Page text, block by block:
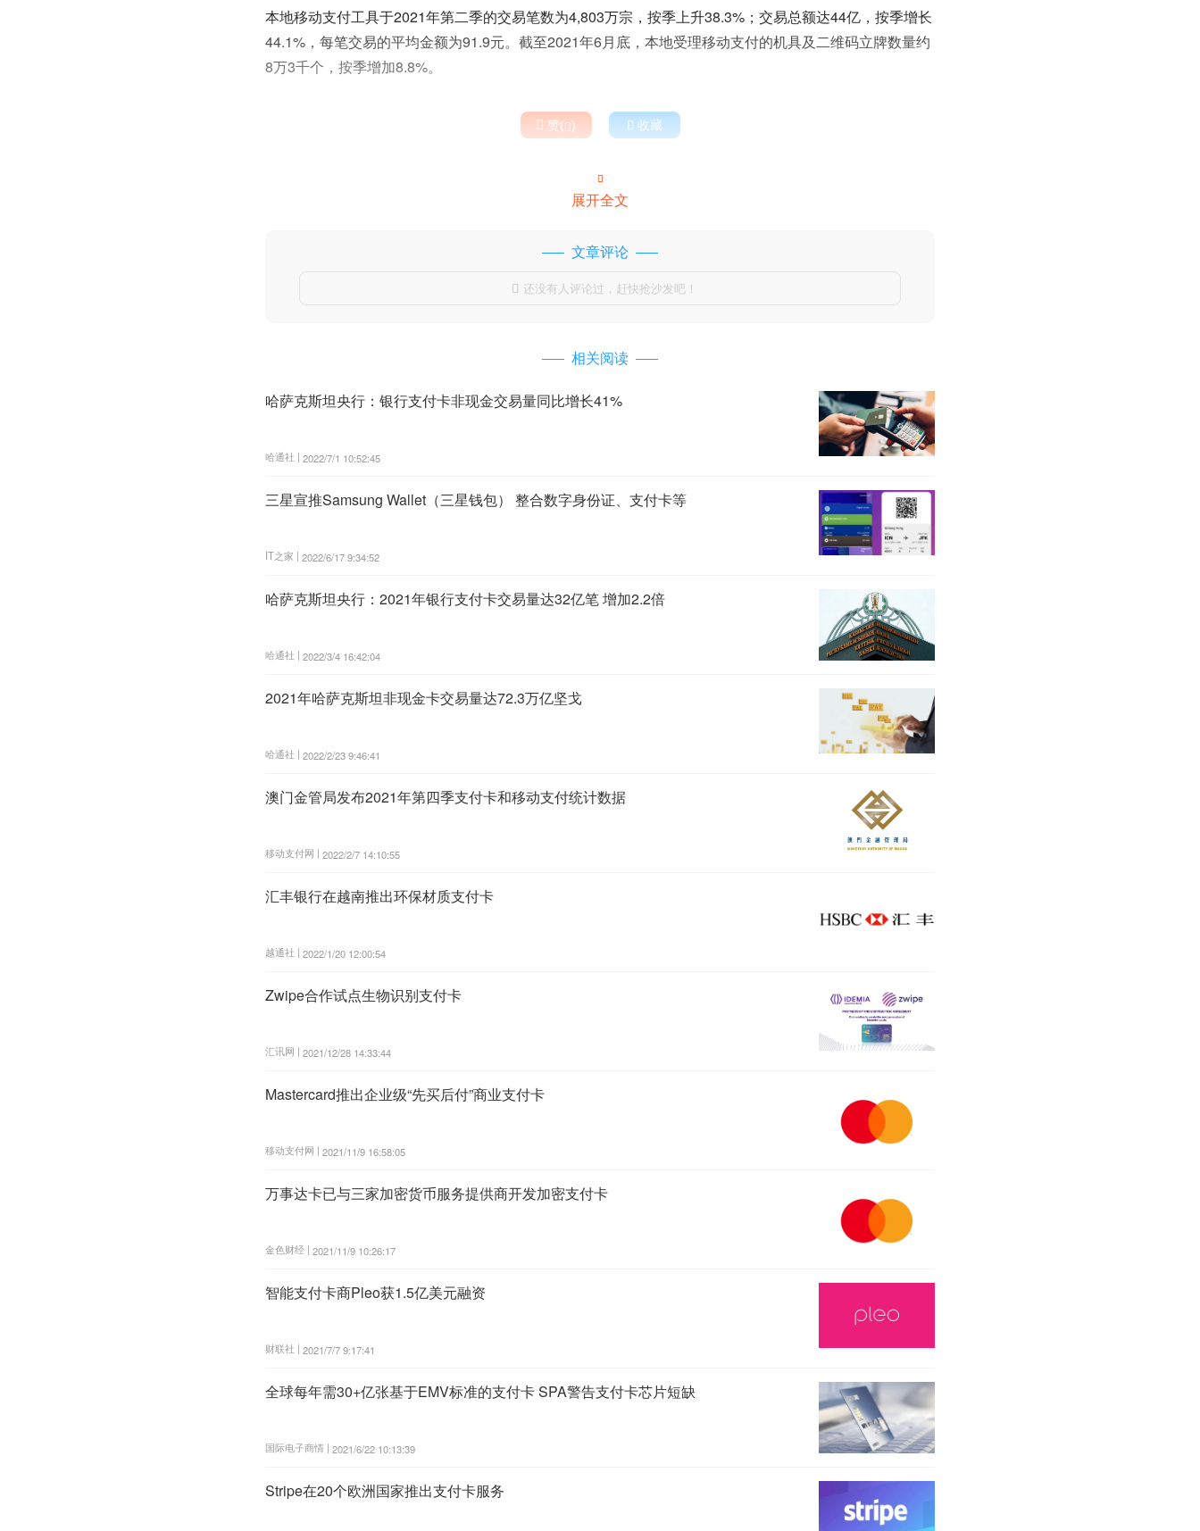
本地移动支付工具于2021年第二季的交易笔数为4,803万宗，按季上升38.3%；交易总额达44亿，按季增长
44.1%，每笔交易的平均金额为91.9元。截至2021年6月底，本地受理移动支付的机具及二维码立牌数量约
8万3千个，按季增加8.8%。
 赞()  收藏

展开全文
文章评论
 还没有人评论过，赶快抢沙发吧！
相关阅读
哈萨克斯坦央行：银行支付卡非现金交易量同比增长41%
哈通社 | 2022/7/1 10:52:45
三星宣推Samsung Wallet（三星钱包） 整合数字身份证、支付卡等
IT之家 | 2022/6/17 9:34:52
哈萨克斯坦央行：2021年银行支付卡交易量达32亿笔 增加2.2倍
哈通社 | 2022/3/4 16:42:04
2021年哈萨克斯坦非现金卡交易量达72.3万亿坚戈
哈通社 | 2022/2/23 9:46:41
澳门金管局发布2021年第四季支付卡和移动支付统计数据
移动支付网 | 2022/2/7 14:10:55
汇丰银行在越南推出环保材质支付卡
越通社 | 2022/1/20 12:00:54
Zwipe合作试点生物识别支付卡
汇讯网 | 2021/12/28 14:33:44
Mastercard推出企业级“先买后付”商业支付卡
移动支付网 | 2021/11/9 16:58:05
万事达卡已与三家加密货币服务提供商开发加密支付卡
金色财经 | 2021/11/9 10:26:17
智能支付卡商Pleo获1.5亿美元融资
财联社 | 2021/7/7 9:17:41
全球每年需30+亿张基于EMV标准的支付卡 SPA警告支付卡芯片短缺
国际电子商情 | 2021/6/22 10:13:39
Stripe在20个欧洲国家推出支付卡服务